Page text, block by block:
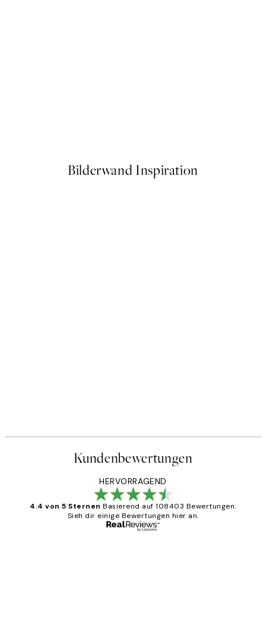
Bilderwand Inspiration
Kundenbewertungen
HERVORRAGEND
4.4 von 5 Sternen Basierend auf 108403 Bewertungen.
Sieh dir einige Bewertungen hier an.